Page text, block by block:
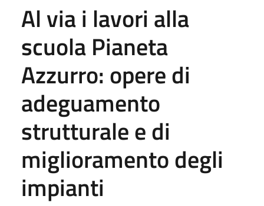
Al via i lavori alla
scuola Pianeta
Azzurro: opere di
adeguamento
strutturale e di
miglioramento degli
impianti